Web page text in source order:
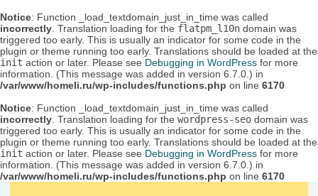
Notice: Function _load_textdomain_just_in_time was called
incorrectly . Translation loading for the flatpm_l10n domain was
triggered too early. This is usually an indicator for some code in the
plugin or theme running too early. Translations should be loaded at the
init action or later. Please see Debugging in WordPress for more
information. (This message was added in version 6.7.0.) in
/var/www/homeli.ru/wp-includes/functions.php on line 6170
Notice: Function _load_textdomain_just_in_time was called
incorrectly . Translation loading for the wordpress-seo domain was
triggered too early. This is usually an indicator for some code in the
plugin or theme running too early. Translations should be loaded at the
init action or later. Please see Debugging in WordPress for more
information. (This message was added in version 6.7.0.) in
/var/www/homeli.ru/wp-includes/functions.php on line 6170